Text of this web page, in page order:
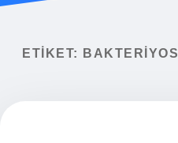
Yasal Uyarı
ETIKET: